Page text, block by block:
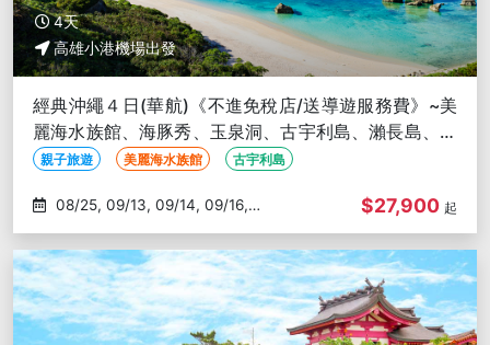
4天
高雄小港機場出發
經典沖繩４日(華航)《不進免稅店/送導遊服務費》~美
麗海水族館、海豚秀、玉泉洞、古宇利島、瀨長島、燒
肉放題-高雄出發
親子旅遊 美麗海水族館 古宇利島
09/21
$27,900 起